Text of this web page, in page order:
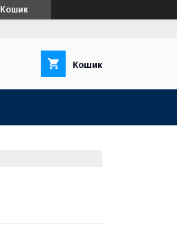
Кошик
Кошик